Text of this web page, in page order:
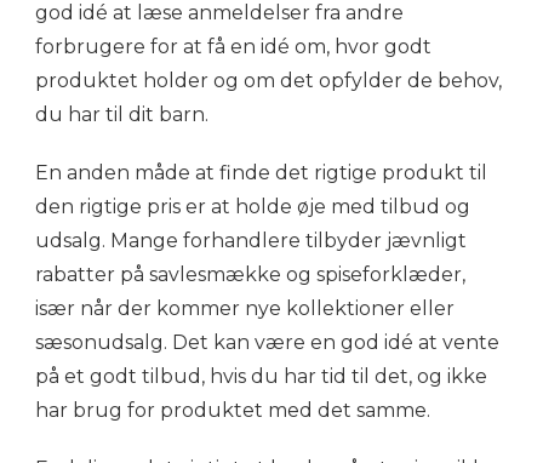
god idé at læse anmeldelser fra andre
forbrugere for at få en idé om, hvor godt
produktet holder og om det opfylder de behov,
du har til dit barn.
En anden måde at finde det rigtige produkt til
den rigtige pris er at holde øje med tilbud og
udsalg. Mange forhandlere tilbyder jævnligt
rabatter på savlesmække og spiseforklæder,
især når der kommer nye kollektioner eller
sæsonudsalg. Det kan være en god idé at vente
på et godt tilbud, hvis du har tid til det, og ikke
har brug for produktet med det samme.